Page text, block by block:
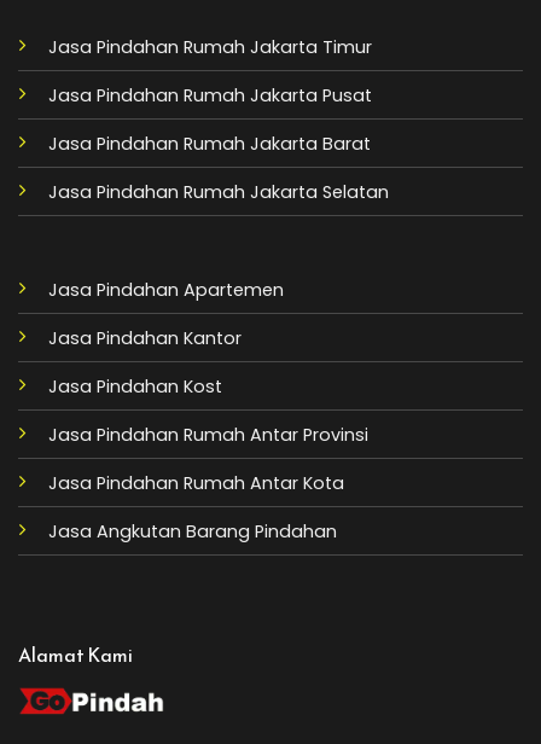
Jasa Pindahan Rumah Jakarta Timur
Jasa Pindahan Rumah Jakarta Pusat
Jasa Pindahan Rumah Jakarta Barat
Jasa Pindahan Rumah Jakarta Selatan
Jasa Pindahan Apartemen
Jasa Pindahan Kantor
Jasa Pindahan Kost
Jasa Pindahan Rumah Antar Provinsi
Jasa Pindahan Rumah Antar Kota
Jasa Angkutan Barang Pindahan
Alamat Kami